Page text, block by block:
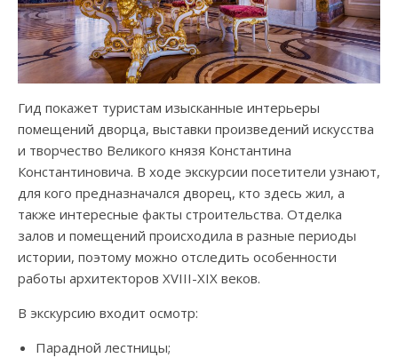
Гид покажет туристам изысканные интерьеры
помещений дворца, выставки произведений искусства
и творчество Великого князя Константина
Константиновича. В ходе экскурсии посетители узнают,
для кого предназначался дворец, кто здесь жил, а
также интересные факты строительства. Отделка
залов и помещений происходила в разные периоды
истории, поэтому можно отследить особенности
работы архитекторов XVIII-XIX веков.
В экскурсию входит осмотр:
Парадной лестницы;